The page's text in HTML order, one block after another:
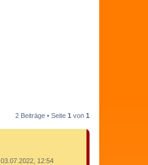
2 Beiträge • Seite 1 von 1
03.07.2022, 12:54